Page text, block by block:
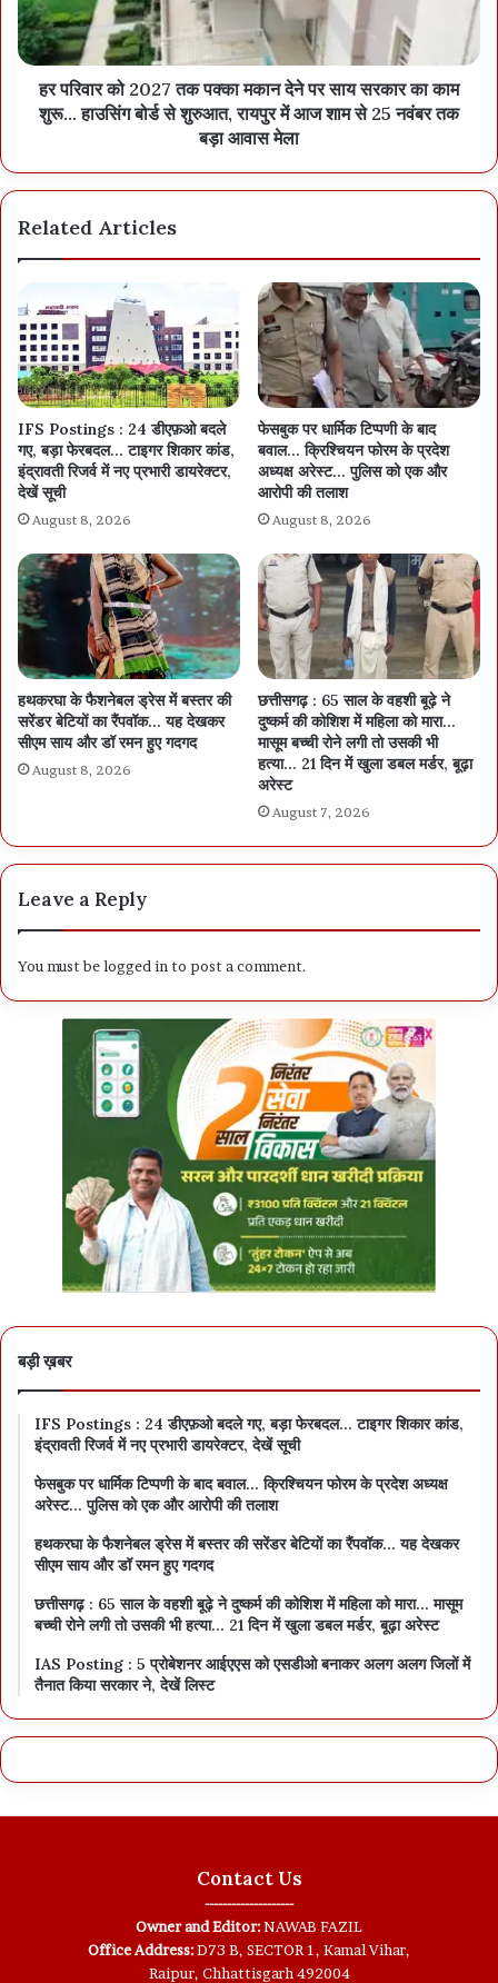
हर परिवार को 2027 तक पक्का मकान देने पर साय सरकार का काम
शुरू… हाउसिंग बोर्ड से शुरुआत, रायपुर में आज शाम से 25 नवंबर तक
बड़ा आवास मेला
Related Articles
IFS Postings : 24 डीएफ़ओ बदले
गए, बड़ा फेरबदल… टाइगर शिकार कांड,
इंद्रावती रिजर्व में नए प्रभारी डायरेक्टर,
देखें सूची
August 8, 2026
फेसबुक पर धार्मिक टिप्पणी के बाद
बवाल… क्रिश्चियन फोरम के प्रदेश
अध्यक्ष अरेस्ट… पुलिस को एक और
आरोपी की तलाश
August 8, 2026
हथकरघा के फैशनेबल ड्रेस में बस्तर की
सरेंडर बेटियों का रैंपवॉक… यह देखकर
सीएम साय और डॉ रमन हुए गदगद
August 8, 2026
छत्तीसगढ़ : 65 साल के वहशी बूढ़े ने
दुष्कर्म की कोशिश में महिला को मारा…
मासूम बच्ची रोने लगी तो उसकी भी
हत्या… 21 दिन में खुला डबल मर्डर, बूढ़ा
अरेस्ट
August 7, 2026
Leave a Reply
You must belogged in to post a comment.
बड़ी ख़बर
IFS Postings : 24 डीएफ़ओ बदले गए, बड़ा फेरबदल… टाइगर शिकार कांड,
इंद्रावती रिजर्व में नए प्रभारी डायरेक्टर, देखें सूची
फेसबुक पर धार्मिक टिप्पणी के बाद बवाल… क्रिश्चियन फोरम के प्रदेश अध्यक्ष
अरेस्ट… पुलिस को एक और आरोपी की तलाश
हथकरघा के फैशनेबल ड्रेस में बस्तर की सरेंडर बेटियों का रैंपवॉक… यह देखकर
सीएम साय और डॉ रमन हुए गदगद
छत्तीसगढ़ : 65 साल के वहशी बूढ़े ने दुष्कर्म की कोशिश में महिला को मारा… मासूम
बच्ची रोने लगी तो उसकी भी हत्या… 21 दिन में खुला डबल मर्डर, बूढ़ा अरेस्ट
IAS Posting : 5 प्रोबेशनर आईएएस को एसडीओ बनाकर अलग अलग जिलों में
तैनात किया सरकार ने, देखें लिस्ट
Contact Us
--------------------
Owner and Editor:NAWAB FAZIL
Office Address:D73 B, SECTOR 1, Kamal Vihar,
Raipur, Chhattisgarh 492004